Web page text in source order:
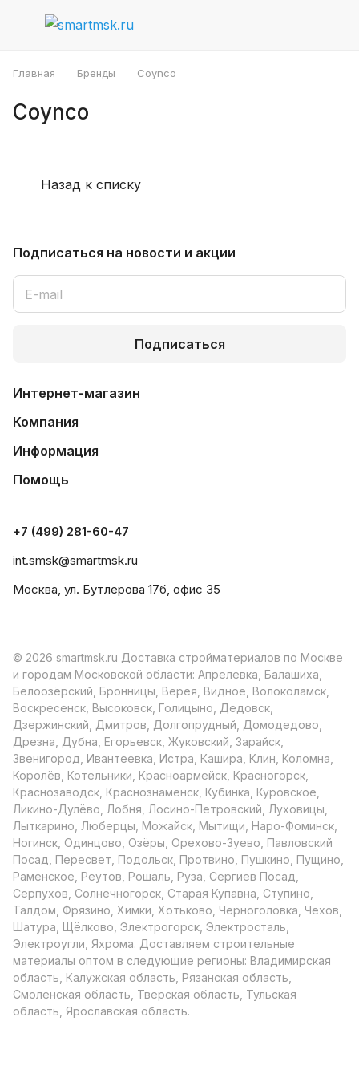
Главная Бренды Coynco
Coynco
Назад к списку
Подписаться на новости и акции
Подписаться
Интернет-магазин
Компания
Информация
Помощь
+7 (499) 281-60-47
int.smsk@smartmsk.ru
Москва, ул. Бутлерова 17б, офис 35
© 2026 smartmsk.ru Доставка стройматериалов по Москве
и городам Московской области: Апрелевка, Балашиха,
Белоозёрский, Бронницы, Верея, Видное, Волоколамск,
Воскресенск, Высоковск, Голицыно, Дедовск,
Дзержинский, Дмитров, Долгопрудный, Домодедово,
Дрезна, Дубна, Егорьевск, Жуковский, Зарайск,
Звенигород, Ивантеевка, Истра, Кашира, Клин, Коломна,
Королёв, Котельники, Красноармейск, Красногорск,
Краснозаводск, Краснознаменск, Кубинка, Куровское,
Ликино-Дулёво, Лобня, Лосино-Петровский, Луховицы,
Лыткарино, Люберцы, Можайск, Мытищи, Наро-Фоминск,
Ногинск, Одинцово, Озёры, Орехово-Зуево, Павловский
Посад, Пересвет, Подольск, Протвино, Пушкино, Пущино,
Раменское, Реутов, Рошаль, Руза, Сергиев Посад,
Серпухов, Солнечногорск, Старая Купавна, Ступино,
Талдом, Фрязино, Химки, Хотьково, Черноголовка, Чехов,
Шатура, Щёлково, Электрогорск, Электросталь,
Электроугли, Яхрома. Доставляем строительные
материалы оптом в следующие регионы: Владимирская
область, Калужская область, Рязанская область,
Смоленская область, Тверская область, Тульская
область, Ярославская область.